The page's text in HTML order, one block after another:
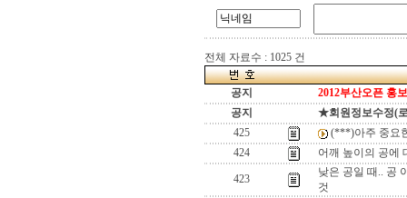
전체 자료수 : 1025 건
공지
2012부산오픈 홍
공지
★회원정보수정(
425
(***)아주 중요
424
어깨 높이의 공에
423
낮은 공일 때.. 공
것